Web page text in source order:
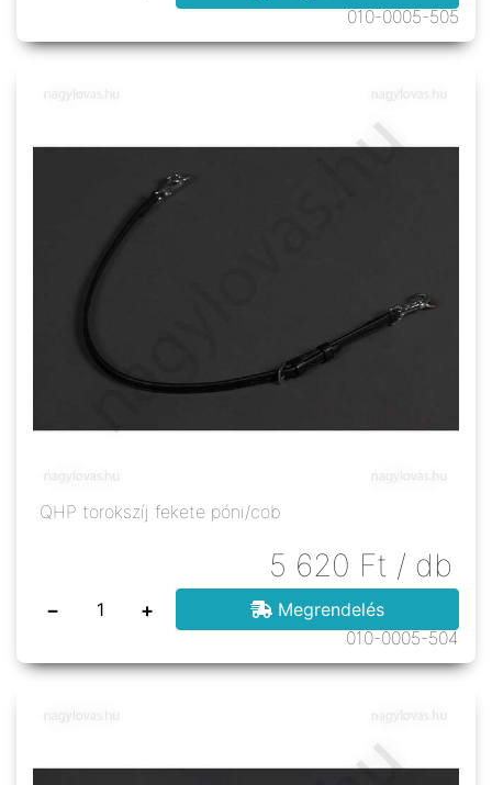
010-0005-505
QHP torokszíj fekete póni/cob
5 620 Ft / db
− +
Megrendelés
010-0005-504